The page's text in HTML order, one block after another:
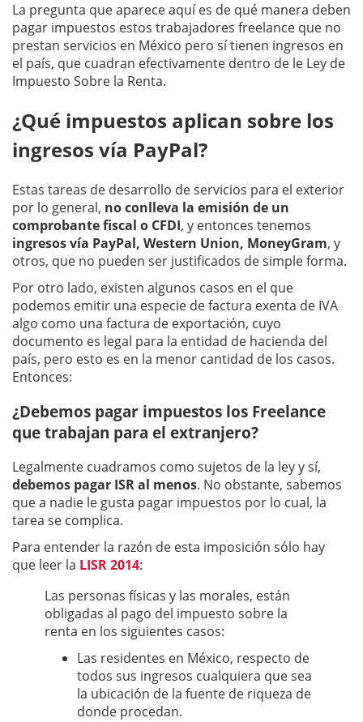
La pregunta que aparece aquí es de qué manera deben
pagar impuestos estos trabajadores freelance que no
prestan servicios en México pero sí tienen ingresos en
el país, que cuadran efectivamente dentro de le Ley de
Impuesto Sobre la Renta.
¿Qué impuestos aplican sobre los
ingresos vía PayPal?
Estas tareas de desarrollo de servicios para el exterior
por lo general, no conlleva la emisión de un
comprobante fiscal o CFDI, y entonces tenemos
ingresos vía PayPal, Western Union, MoneyGram, y
otros, que no pueden ser justificados de simple forma.
Por otro lado, existen algunos casos en el que
podemos emitir una especie de factura exenta de IVA
algo como una factura de exportación, cuyo
documento es legal para la entidad de hacienda del
país, pero esto es en la menor cantidad de los casos.
Entonces:
¿Debemos pagar impuestos los Freelance
que trabajan para el extranjero?
Legalmente cuadramos como sujetos de la ley y sí,
debemos pagar ISR al menos. No obstante, sabemos
que a nadie le gusta pagar impuestos por lo cual, la
tarea se complica.
Para entender la razón de esta imposición sólo hay
que leer la LISR 2014:
Las personas físicas y las morales, están
obligadas al pago del impuesto sobre la
renta en los siguientes casos:
Las residentes en México, respecto de
todos sus ingresos cualquiera que sea
la ubicación de la fuente de riqueza de
donde procedan.